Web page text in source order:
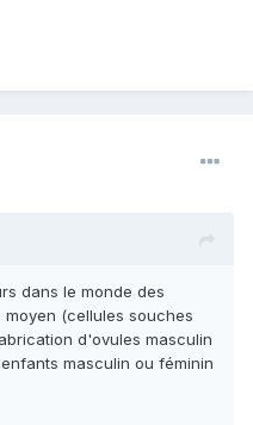
dans le monde des
(cellules souches
d'ovules masculin
masculin ou féminin